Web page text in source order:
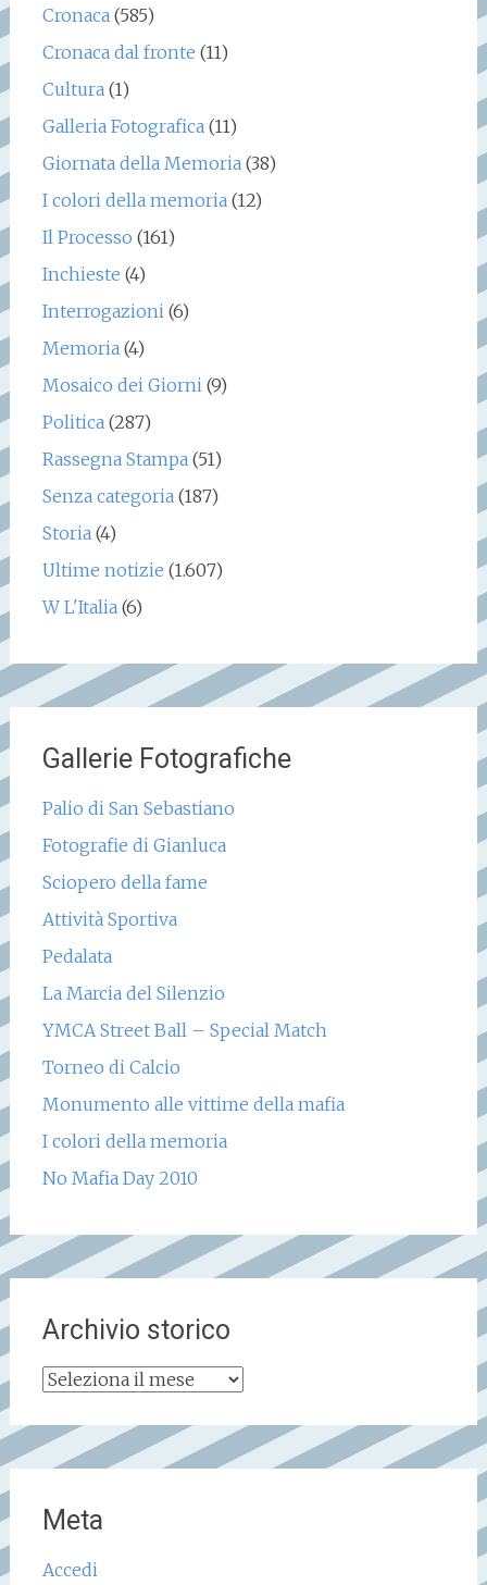
Cronaca (585)
Cronaca dal fronte (11)
Cultura (1)
Galleria Fotografica (11)
Giornata della Memoria (38)
I colori della memoria (12)
Il Processo (161)
Inchieste (4)
Interrogazioni (6)
Memoria (4)
Mosaico dei Giorni (9)
Politica (287)
Rassegna Stampa (51)
Senza categoria (187)
Storia (4)
Ultime notizie (1.607)
W L'Italia (6)
Gallerie Fotografiche
Palio di San Sebastiano
Fotografie di Gianluca
Sciopero della fame
Attività Sportiva
Pedalata
La Marcia del Silenzio
YMCA Street Ball – Special Match
Torneo di Calcio
Monumento alle vittime della mafia
I colori della memoria
No Mafia Day 2010
Archivio storico
Archivio
Meta
Accedi